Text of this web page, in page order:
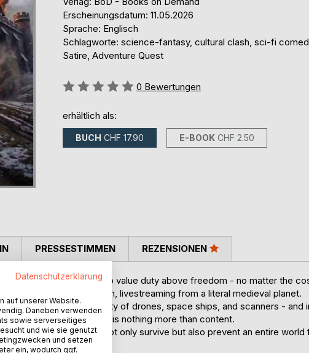
Erscheinungsdatum: 11.05.2026
Sprache: Englisch
Schlagworte: science-fantasy, cultural clash, sci-fi
Satire, Adventure Quest
Bewertung::
0 Bewertungen
erhältlich als:
BUCH CHF 17.90 E-BOOK CHF 2.50
a squire, she was drilled to value duty above freedom - no matter the
travel blogger from Earth, livestreaming from a literal medieval planet.
dragged into Djen's reality of drones, space ships, and scanners - and
life-threatening danger is nothing more than content.
viral clips, they must not only survive but also prevent an entire world
likes.
PRESSESTIMMEN REZENSIONEN
Datenschutzerklärung
auf unserer Website.
Daneben verwenden
sowie serverseitiges
und wie sie genutzt
und setzen
ein, wodurch ggf.